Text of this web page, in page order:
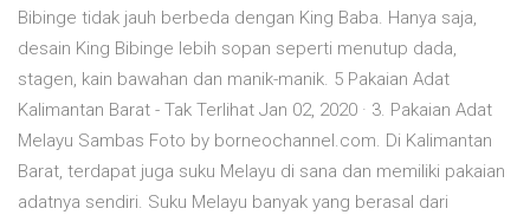
Bibinge tidak jauh berbeda dengan King Baba. Hanya saja,
desain King Bibinge lebih sopan seperti menutup dada,
stagen, kain bawahan dan manik-manik. 5 Pakaian Adat
Kalimantan Barat - Tak Terlihat Jan 02, 2020 · 3. Pakaian Adat
Melayu Sambas Foto by borneochannel.com. Di Kalimantan
Barat, terdapat juga suku Melayu di sana dan memiliki pakaian
adatnya sendiri. Suku Melayu banyak yang berasal dari